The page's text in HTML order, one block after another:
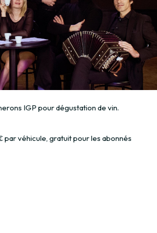
IGP pour dégustation de vin.
véhicule, gratuit pour les abonnés